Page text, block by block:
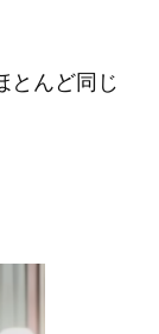
とんど同じ